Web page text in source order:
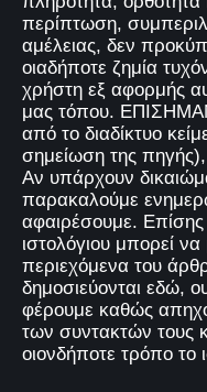
περίπτωση,
αμέλειας, δεν
οιαδήποτε ζημία
χρήστη εξ αφορμής
μας τόπου.
από το διαδίκτυο
σημείωση της πηγής),
Αν υπάρχουν
παρακαλούμε
αφαιρέσουμε. Επίσης
ιστολόγιου μπορεί
περιεχόμενα του
δημοσιεύονται εδώ,
φέρουμε καθώς
των συντακτών τους
οιονδήποτε τρόπο το